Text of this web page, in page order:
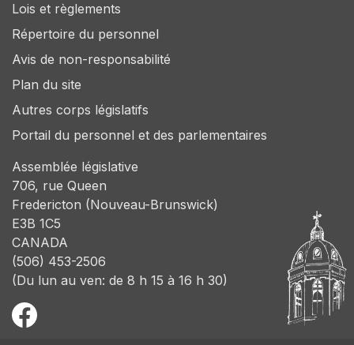
Lois et règlements
Répertoire du personnel
Avis de non-responsabilité
Plan du site
Autres corps législatifs
Portail du personnel et des parlementaires
Assemblée législative
706, rue Queen
Fredericton (Nouveau-Brunswick)
E3B 1C5
CANADA
(506) 453-2506
(Du lun au ven: de 8 h 15 à 16 h 30)